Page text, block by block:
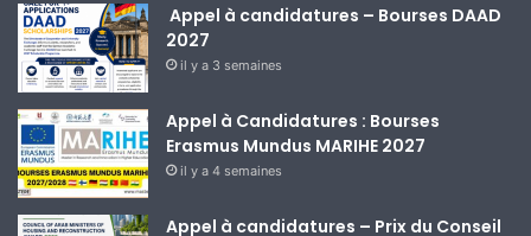
Appel à candidatures – Bourses DAAD
2027
il y a 3 semaines
Appel à Candidatures : Bourses
Erasmus Mundus MARIHE 2027
il y a 4 semaines
Appel à candidatures – Prix du Conseil